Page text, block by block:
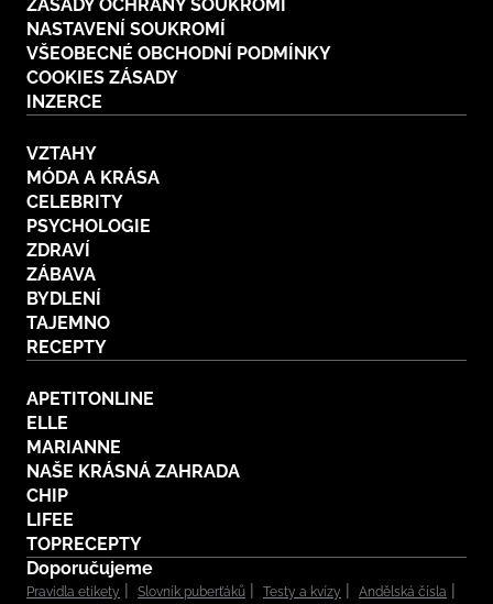
ZÁSADY OCHRANY SOUKROMÍ
NASTAVENÍ SOUKROMÍ
VŠEOBECNÉ OBCHODNÍ PODMÍNKY
COOKIES ZÁSADY
INZERCE
VZTAHY
MÓDA A KRÁSA
CELEBRITY
PSYCHOLOGIE
ZDRAVÍ
ZÁBAVA
BYDLENÍ
TAJEMNO
RECEPTY
APETITONLINE
ELLE
MARIANNE
NAŠE KRÁSNÁ ZAHRADA
CHIP
LIFEE
TOPRECEPTY
Doporučujeme
Pravidla etikety Slovník puberťáků Testy a kvízy
Andělská čísla